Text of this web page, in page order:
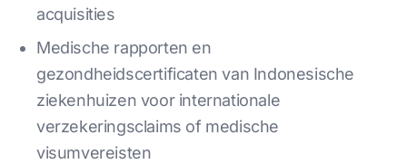
acquisities
Medische rapporten en
gezondheidscertificaten van Indonesische
ziekenhuizen voor internationale
verzekeringsclaims of medische
visumvereisten